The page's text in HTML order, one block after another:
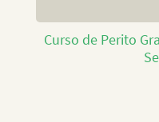
Curso de Perito